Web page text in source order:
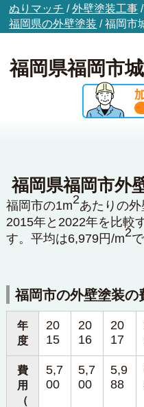
ぬりマッチ /外壁塗装工事
福岡県の外壁塗装 /福岡市
福岡県福岡市
福岡県福岡市外
福岡市の1m2あたりの外
2015年と2022年を比較
す。平均は6,979円/m2
福岡市の外壁塗装の
年
度
20
15
20
16
20
17
費
用
（
5,7
00
5,7
00
5,9
88